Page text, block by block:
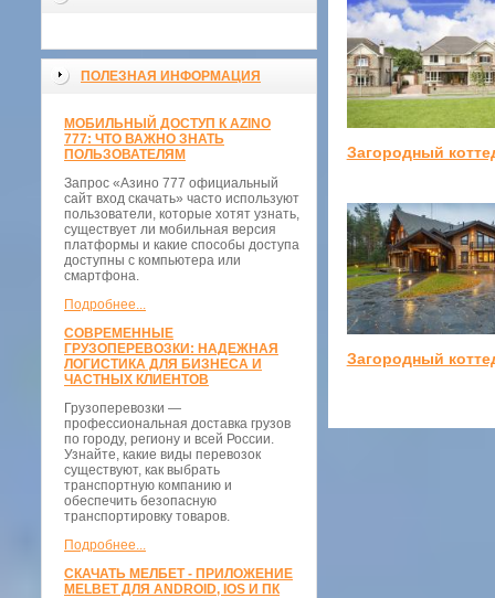
ПОЛЕЗНАЯ ИНФОРМАЦИЯ
МОБИЛЬНЫЙ ДОСТУП К AZINO
777: ЧТО ВАЖНО ЗНАТЬ
ПОЛЬЗОВАТЕЛЯМ
Запрос «Азино 777 официальный
сайт вход скачать» часто используют
пользователи, которые хотят узнать,
существует ли мобильная версия
платформы и какие способы доступа
доступны с компьютера или
смартфона.
Подробнее...
СОВРЕМЕННЫЕ
ГРУЗОПЕРЕВОЗКИ: НАДЕЖНАЯ
ЛОГИСТИКА ДЛЯ БИЗНЕСА И
ЧАСТНЫХ КЛИЕНТОВ
Грузоперевозки —
профессиональная доставка грузов
по городу, региону и всей России.
Узнайте, какие виды перевозок
существуют, как выбрать
транспортную компанию и
обеспечить безопасную
транспортировку товаров.
Подробнее...
СКАЧАТЬ МЕЛБЕТ - ПРИЛОЖЕНИЕ
MELBET ДЛЯ ANDROID, IOS И ПК
Загородный
Загородный